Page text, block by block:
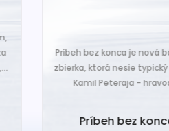
Príbeh bez konca je nová básnická
zbierka, ktorá nesie typický rukopis
Kamil Peteraja - hravosť...
Príbeh bez konca